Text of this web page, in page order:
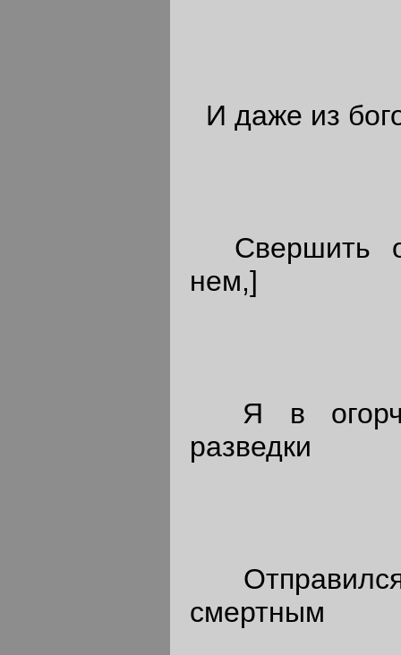
И даже из
Свершить
нем,]
Я в
разведки
смертным